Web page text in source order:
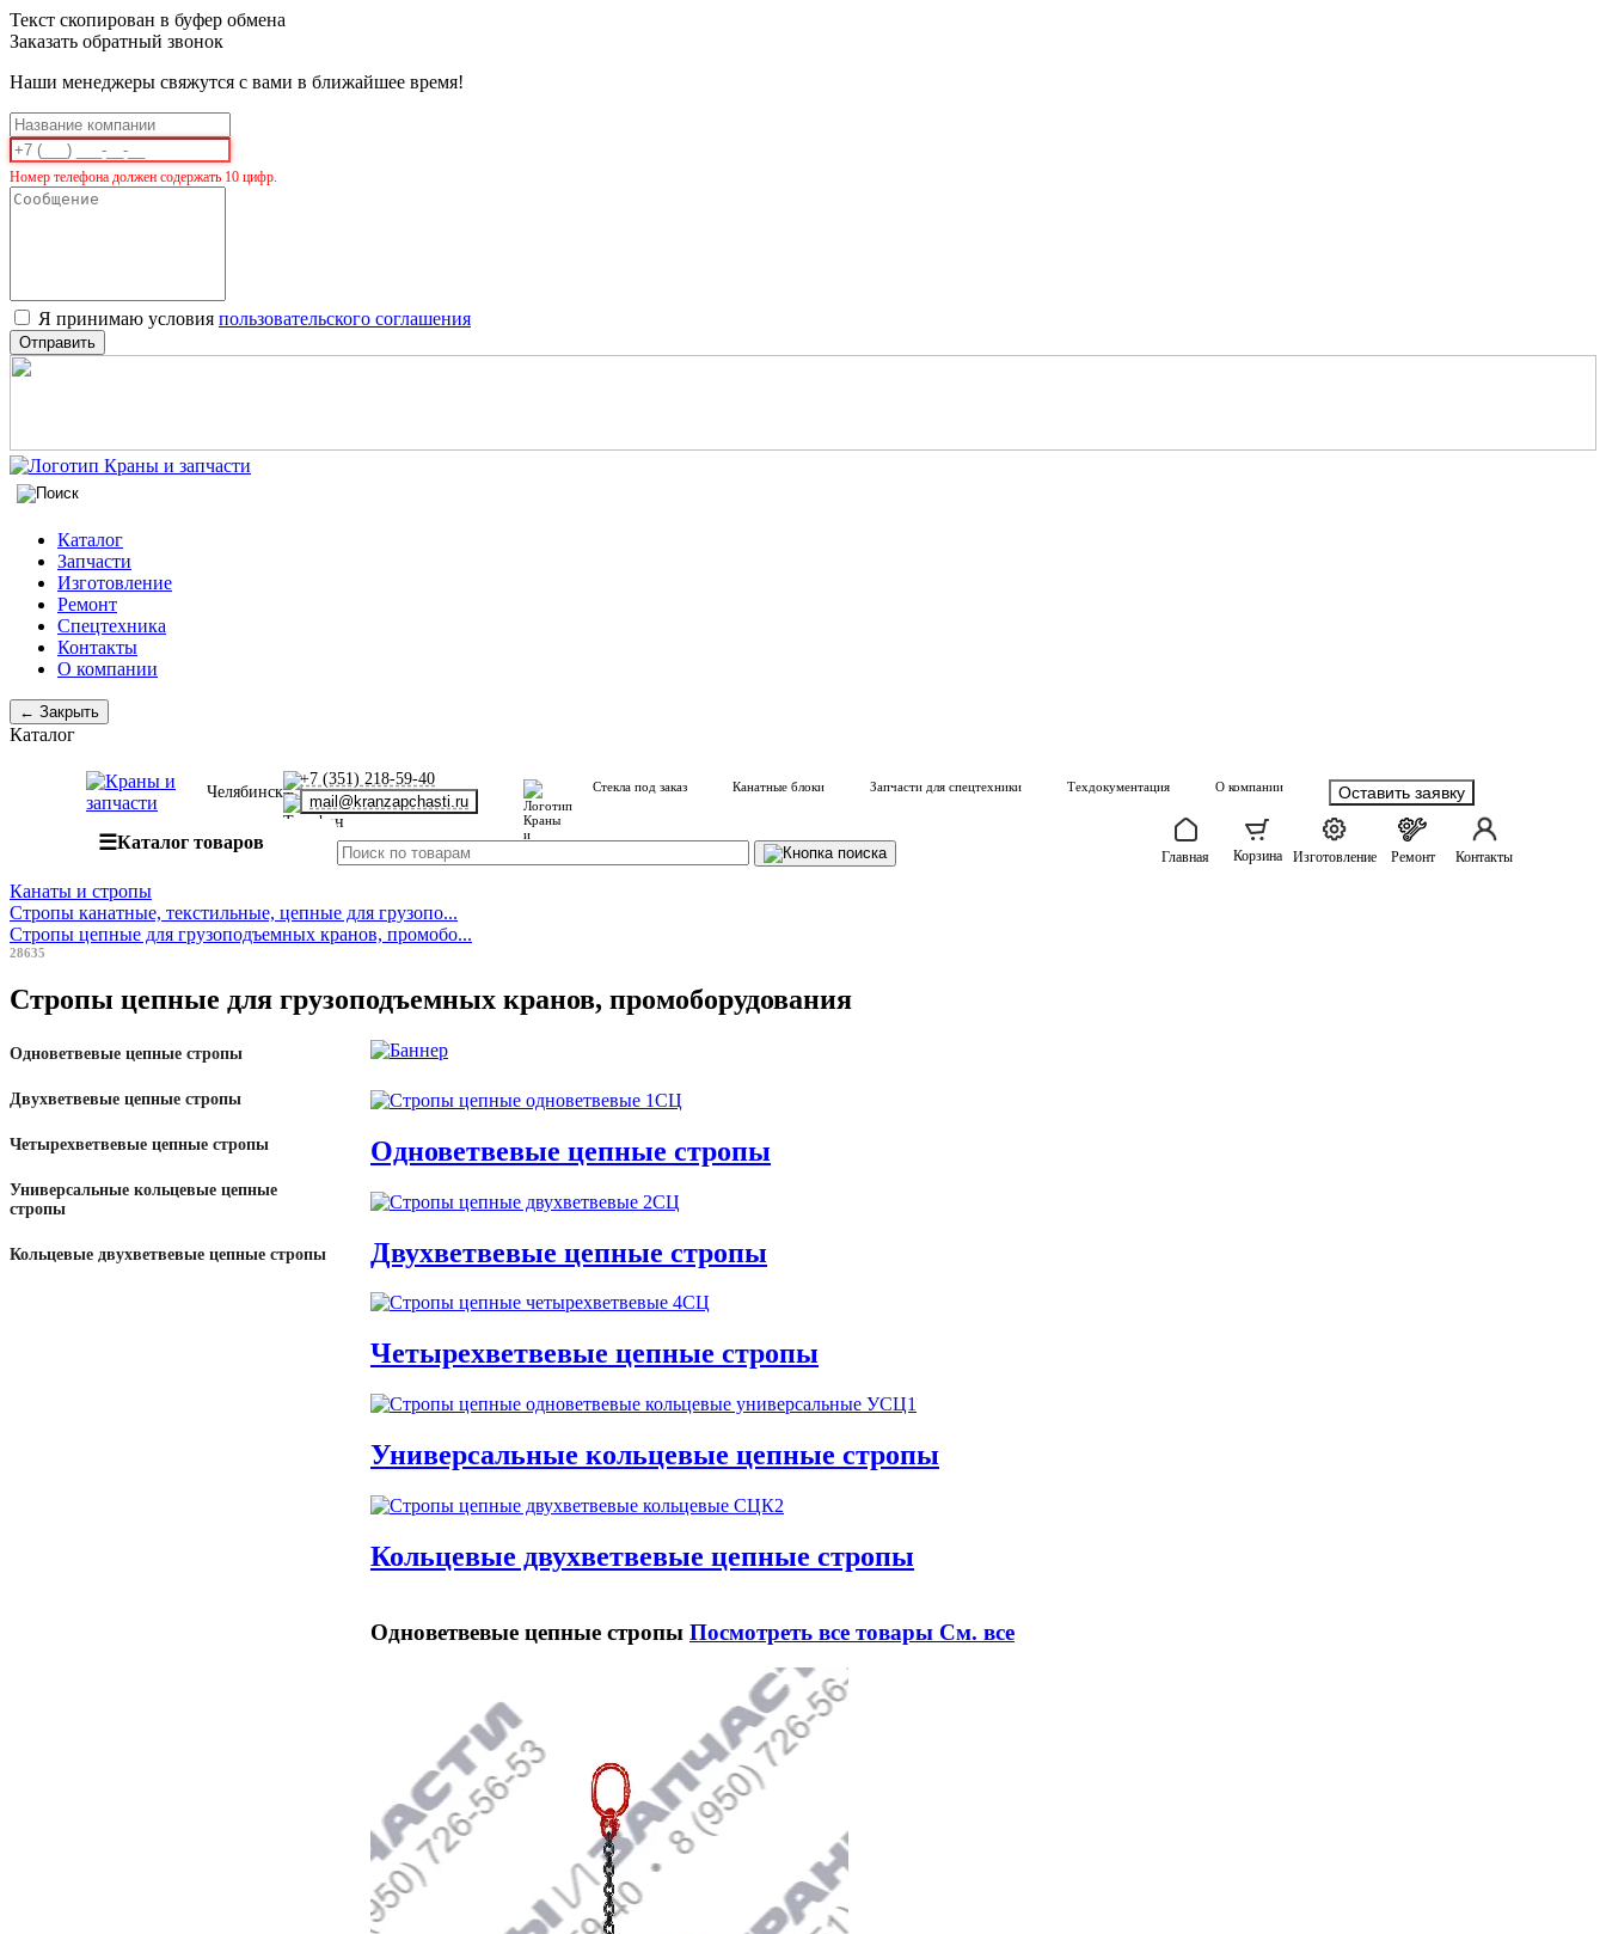
Текст скопирован в буфер обмена
Заказать обратный звонок
Наши менеджеры свяжутся с вами в ближайшее время!
Номер телефона должен содержать 10 цифр.
Я принимаю условия пользовательского соглашения
Отправить
Каталог
Запчасти
Изготовление
Ремонт
Спецтехника
Контакты
О компании
← Закрыть
Каталог
Челябинск
+7 (351) 218-59-40
mail@kranzapchasti.ru
Стекла под заказ Канатные блоки Запчасти для спецтехники Техдокументация О компании Оставить заявку
☰Каталог товаров
Главная Корзина Изготовление Ремонт Контакты
Канаты и стропы
Стропы канатные, текстильные, цепные для грузопо...
Стропы цепные для грузоподъемных кранов, промобо...
28635
Стропы цепные для грузоподъемных кранов, промоборудования
Одноветвевые цепные стропы
Двухветвевые цепные стропы
Четырехветвевые цепные стропы
Универсальные кольцевые цепные
стропы
Кольцевые двухветвевые цепные стропы
Одноветвевые цепные стропы
Двухветвевые цепные стропы
Четырехветвевые цепные стропы
Универсальные кольцевые цепные стропы
Кольцевые двухветвевые цепные стропы
Одноветвевые цепные стропы Посмотреть все товары См. все